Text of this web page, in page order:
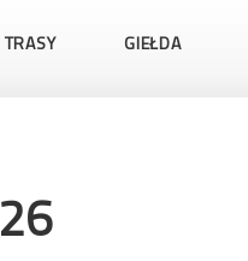
TRASY GIEŁDA